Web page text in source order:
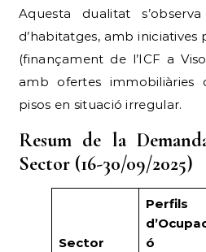
Aquesta dualitat
d’habitatges, amb iniciatives
(finançament de l’ICF a
amb ofertes
pisos en situació irregular.
Resum de la
Sector (16-30/09/2025)
Sector
Perfils
ó